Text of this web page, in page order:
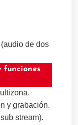
de dos
funciones
y grabación.
stream).